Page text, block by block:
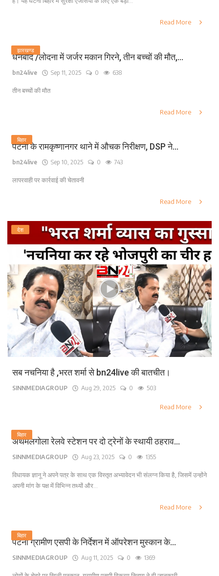
Read More
झारखण्ड
धनबाद /लोदना में जर्जर मकान गिरने, तीन बच्चों की मौत,...
bn24live Sep 11, 2025 0 638
तीन बच्चों की मौत
Read More
बिहार
पटना के रामकृष्णानगर थाने में औचक निरीक्षण, DSP ने...
bn24live Sep 10, 2025 0 743
लापरवाही पर कार्रवाई की चेतावनी
Read More
देश
सब नचनिया है ,भरत शर्मा से bn24live की बातचीत।
SINNMEDIAGROUP Aug 29, 2025 0 503
Read More
बिहार
अथमलगोला रेलवे स्टेशन पर दो ट्रेनों के स्थायी ठहराव...
SINNMEDIAGROUP Aug 23, 2025 0 1355
विधायक ज्ञानू ने अपने पत्र के साथ एक विस्तृत अभ्यावेदन भी संलग्न किया है, जिसमें उन्होंने
अपनी मांग के पक्ष में विभिन्न तथ्यों और...
Read More
बिहार
पटना ग्रामीण एसपी के निर्देशन में ऑपरेशन मुस्कान के...
SINNMEDIAGROUP Aug 11, 2025 0 1369